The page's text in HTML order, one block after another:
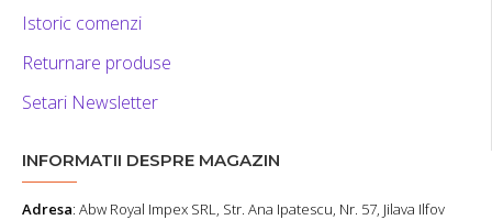
Istoric comenzi
Returnare produse
Setari Newsletter
INFORMATII DESPRE MAGAZIN
Adresa: Abw Royal Impex SRL, Str. Ana Ipatescu, Nr. 57, Jilava Ilfov